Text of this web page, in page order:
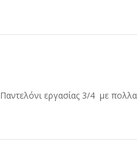
Παντελόνι εργασίας 3/4 με